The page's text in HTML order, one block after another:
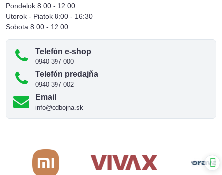
Pondelok 8:00 - 12:00
Utorok - Piatok 8:00 - 16:30
Sobota 8:00 - 12:00
Telefón e-shop
0940 397 000
Telefón predajňa
0940 397 002
Email
info@odbojna.sk